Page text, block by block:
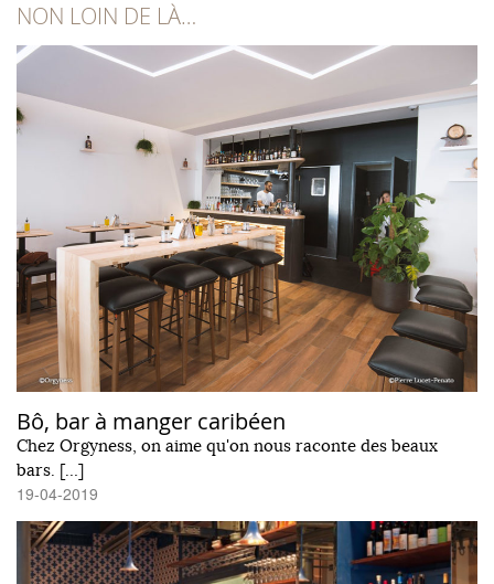
NON LOIN DE LÀ…
Bô, bar à manger caribéen
Chez Orgyness, on aime qu'on nous raconte des beaux
bars. […]
19-04-2019